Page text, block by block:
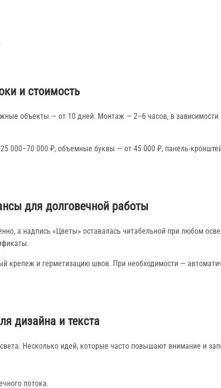
и стоимость
объекты — от 10 дней. Монтаж — 2–6 часов, в зависимости
000–70 000 ₽, объемные буквы — от 45 000 ₽, панель-
для долговечной работы
а надпись «Цветы» оставалась читабельной при любом
и герметизацию швов. При необходимости —
дизайна и текста
Несколько идей, которые часто повышают внимание и
потока.